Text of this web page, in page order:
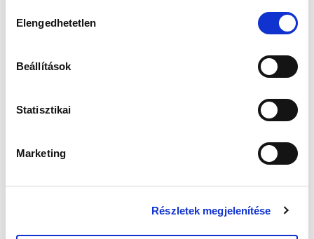
kiválasztása
Elengedhetetlen
Beállítások
Statisztikai
Marketing
Részletek megjelenítése
A programokon a részvétel ingyenes.